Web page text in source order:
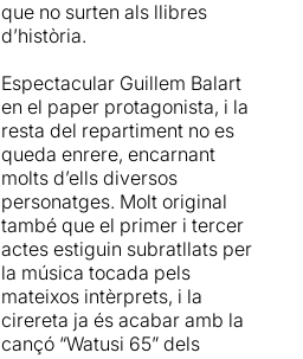
la pell en cada
representació, que sap com
d’impotència quan és
arrossegat per camins que
no hauria volgut mai.
En un escenari senzill però
que ocupa tota la planta del
teatre es belluguen els
actors i actrius de banda a
banda amb molt pocs
elements escènics (llevat
dels instruments musicals)
que van apareixent i
dalt de l'escenari. És tan
bon actor, que és capaç,
interpretació, de construir
les imatges del text en un
escenari sense a penes
escenografia.
El día del Watusi és una
adaptació d'Iván Morales
de la novel·la homònima de
Francisco Casavella,
Nadal2008. Es va publicar
en tres entregues per
decisió de l'editor Claudio
que no surten als llibres
d’història.
Espectacular Guillem Balart
en el paper protagonista, i la
resta del repartiment no es
queda enrere, encarnant
molts d’ells diversos
personatges. Molt original
també que el primer i tercer
actes estiguin subratllats per
la música tocada pels
mateixos intèrprets, i la
cirereta ja és acabar amb la
cançó “Watusi 65” dels